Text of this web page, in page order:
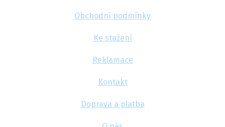
Obchodní podmínky
Ke stažení
Reklamace
Kontakt
Doprava a platba